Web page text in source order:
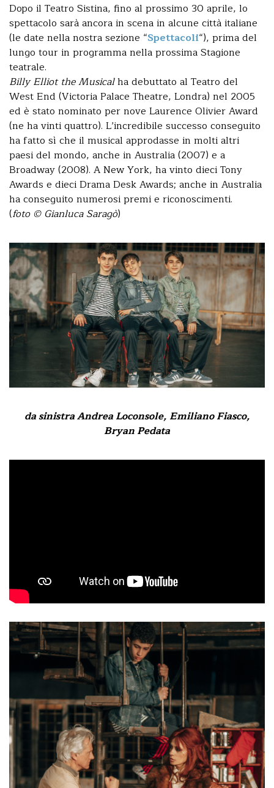
Dopo il Teatro Sistina, fino al prossimo 30 aprile, lo
spettacolo sarà ancora in scena in alcune città italiane
(le date nella nostra sezione “Spettacoli“), prima del
lungo tour in programma nella prossima Stagione
teatrale.
Billy Elliot the Musicalha debuttato al Teatro del
West End (Victoria Palace Theatre, Londra) nel 2005
ed è stato nominato per nove Laurence Olivier Award
(ne ha vinti quattro). L’incredibile successo conseguito
ha fatto sì che il musical approdasse in molti altri
paesi del mondo, anche in Australia (2007) e a
Broadway (2008). A New York, ha vinto dieci Tony
Awards e dieci Drama Desk Awards; anche in Australia
ha conseguito numerosi premi e riconoscimenti.
(foto © Gianluca Saragò)
da sinistra Andrea Loconsole, Emiliano Fiasco,
Bryan Pedata